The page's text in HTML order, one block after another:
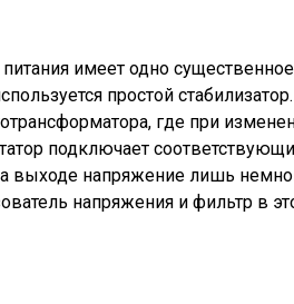
имеет одно
простой
где при
подключает
выходе напряжение лишь
напряжения и фильтр в